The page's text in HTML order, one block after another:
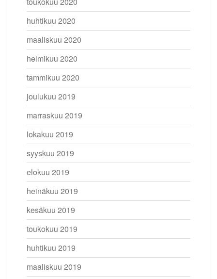
huhtikuu 2020
maaliskuu 2020
helmikuu 2020
tammikuu 2020
joulukuu 2019
marraskuu 2019
lokakuu 2019
syyskuu 2019
elokuu 2019
heinäkuu 2019
kesäkuu 2019
toukokuu 2019
huhtikuu 2019
maaliskuu 2019